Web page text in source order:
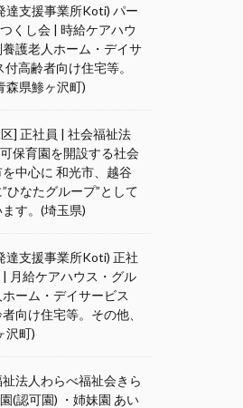
達支援事業所Koti) パー
くし会 | 時給ケアハウ
護老人ホーム・デイサ
高齢者向け住宅等。
森県鯵ヶ沢町)
] 正社員 | 社会福祉法
保育園を開設する社会
中心に 和光市、越谷
ひなたグループ”として
す。(埼玉県)
達支援事業所Koti) 正社
月給ケアハウス・グル
ーム・デイサービス
向け住宅等。その他、
沢町)
法人わらべ福祉会きら
(認可園) ・姉妹園 あい